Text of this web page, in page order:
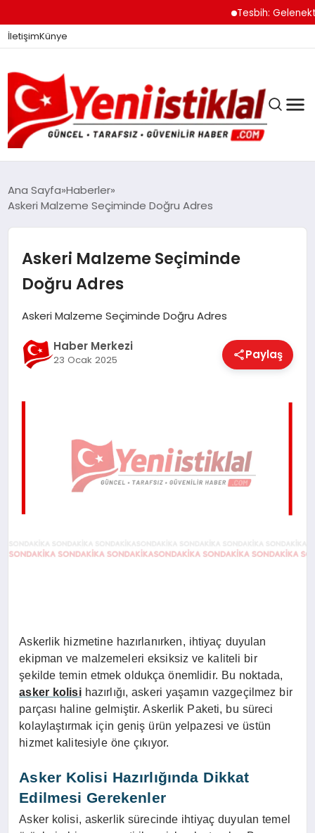
Tesbih: Gelenekten
İletişimKünye
GÜNDEM
DÜNYA
Ana Sayfa Haberler
Askeri Malzeme Seçiminde Doğru Adres
Askeri Malzeme Seçiminde
Doğru Adres
Askeri Malzeme Seçiminde Doğru Adres
Haber Merkezi
23 Ocak 2025 Paylaş
Askerlik hizmetine hazırlanırken, ihtiyaç duyulan
ekipman ve malzemeleri eksiksiz ve kaliteli bir
şekilde temin etmek oldukça önemlidir. Bu noktada,
asker kolisihazırlığı, askeri yaşamın vazgeçilmez bir
parçası haline gelmiştir. Askerlik Paketi, bu süreci
kolaylaştırmak için geniş ürün yelpazesi ve üstün
hizmet kalitesiyle öne çıkıyor.
Asker Kolisi Hazırlığında Dikkat
Edilmesi Gerekenler
Asker kolisi, askerlik sürecinde ihtiyaç duyulan temel